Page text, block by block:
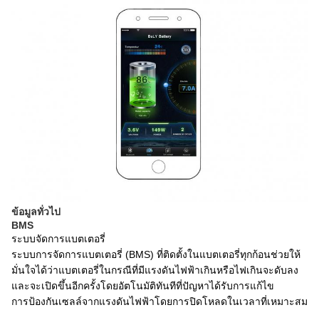
ข้อมูลทั่วไป
BMS
ระบบจัดการแบตเตอรี่
ระบบการจัดการแบตเตอรี่ (BMS) ที่ติดตั้งในแบตเตอรี่ทุกก้อนช่วยให้
มั่นใจได้ว่าแบตเตอรี่ในกรณีที่มีแรงดันไฟฟ้าเกินหรือไฟเกินจะดับลง
และจะเปิดขึ้นอีกครั้งโดยอัตโนมัติทันทีที่ปัญหาได้รับการแก้ไข
การป้องกันเซลล์จากแรงดันไฟฟ้าโดยการปิดโหลดในเวลาที่เหมาะสม